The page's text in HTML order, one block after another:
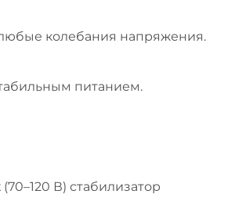
колебания напряжения.
питанием.
В) стабилизатор